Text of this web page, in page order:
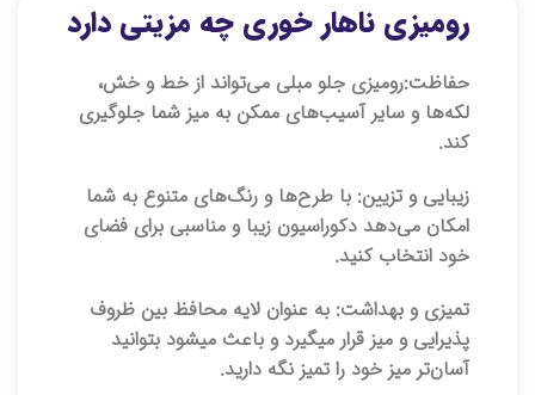
رومیزی ناهار خوری چه مزیتی دارد
حفاظت:رومیزی جلو مبلی می‌تواند از خط و خش،
لکه‌ها و سایر آسیب‌های ممکن به میز شما جلوگیری
کند.
زیبایی و تزیین: با طرح‌ها و رنگ‌های متنوع به شما
امکان می‌دهد دکوراسیون زیبا و مناسبی برای فضای
خود انتخاب کنید.
تمیزی و بهداشت: به عنوان لایه محافظ بین ظروف
پذیرایی و میز قرار میگیرد و باعث میشود بتوانید
آسان‌تر میز خود را تمیز نگه دارید.